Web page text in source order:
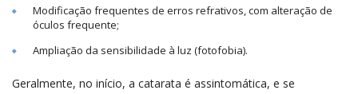
Modificação frequentes de erros refrativos, com alteração de
óculos frequente;
Ampliação da sensibilidade à luz (fotofobia).
Geralmente, no início, a catarata é assintomática, e se